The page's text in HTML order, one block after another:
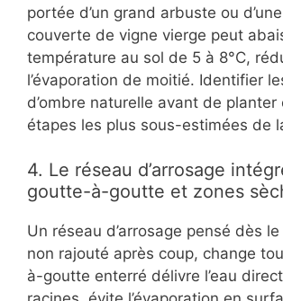
portée d’un grand arbuste ou
couverte de vigne vierge peut
température au sol de 5 à 8°C,
l’évaporation de moitié. Identifier
d’ombre naturelle avant de planter
étapes les plus sous-estimées de
4. Le réseau d’arrosage
goutte-à-goutte et zones
Un réseau d’arrosage pensé dès
non rajouté après coup, change
à-goutte enterré délivre l’eau